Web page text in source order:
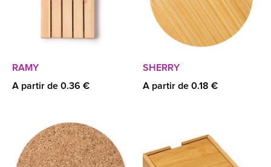
RAMY
A partir de 0.36 €
SHERRY
A partir de 0.18 €